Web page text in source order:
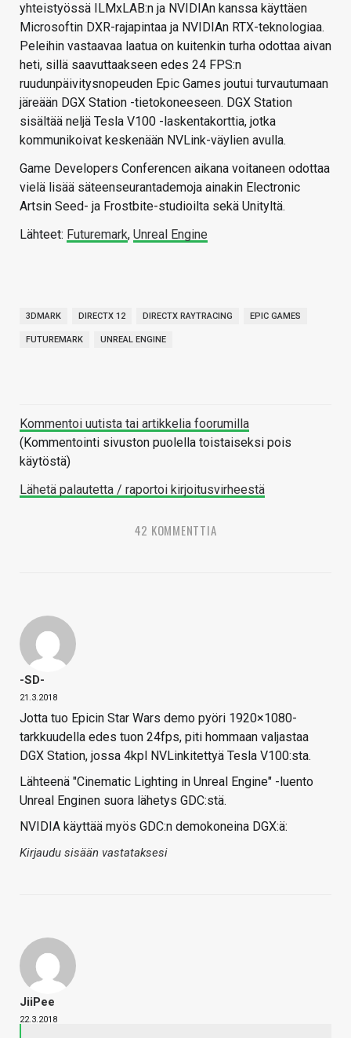
yhteistyössä ILMxLAB:n ja NVIDIAn kanssa käyttäen
Microsoftin DXR-rajapintaa ja NVIDIAn RTX-teknologiaa.
Peleihin vastaavaa laatua on kuitenkin turha odottaa aivan
heti, sillä saavuttaakseen edes 24 FPS:n
ruudunpäivitysnopeuden Epic Games joutui turvautumaan
järeään DGX Station -tietokoneeseen. DGX Station
sisältää neljä Tesla V100 -laskentakorttia, jotka
kommunikoivat keskenään NVLink-väylien avulla.
Game Developers Conferencen aikana voitaneen odottaa
vielä lisää säteenseurantademoja ainakin Electronic
Artsin Seed- ja Frostbite-studioilta sekä Unityltä.
Lähteet: Futuremark, Unreal Engine
3DMARK DIRECTX 12 DIRECTX RAYTRACING EPIC GAMES
FUTUREMARK UNREAL ENGINE
Kommentoi uutista tai artikkelia foorumilla
(Kommentointi sivuston puolella toistaiseksi pois
käytöstä)
Lähetä palautetta / raportoi kirjoitusvirheestä
42 KOMMENTTIA
-SD-
21.3.2018
Jotta tuo Epicin Star Wars demo pyöri 1920×1080-
tarkkuudella edes tuon 24fps, piti hommaan valjastaa
DGX Station, jossa 4kpl NVLinkitettyä Tesla V100:sta.
Lähteenä "Cinematic Lighting in Unreal Engine" -luento
Unreal Enginen suora lähetys GDC:stä.
NVIDIA käyttää myös GDC:n demokoneina DGX:ä:
Kirjaudu sisään vastataksesi
JiiPee
22.3.2018